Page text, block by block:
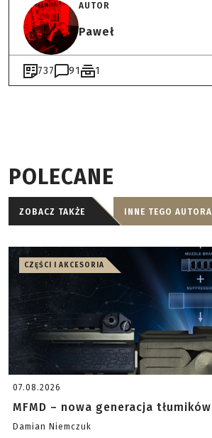
AUTOR
Paweł
737 91 1
POLECANE
ZOBACZ TAKŻE INNE TEGO AUTORA
CZĘŚCI I AKCESORIA
07.08.2026
MFMD – nowa generacja tłumików
Damian Niemczuk